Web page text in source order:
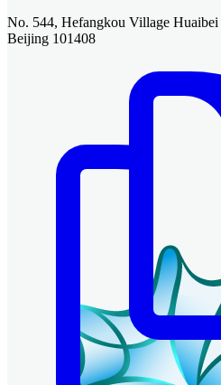
No. 544, Hefangkou Village
Beijing 101408